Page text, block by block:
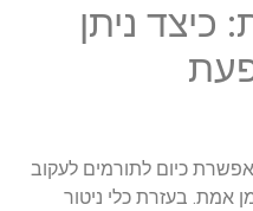
כיצד ניתן
כיום לתורמים לעקוב
בעזרת כלי ניטור